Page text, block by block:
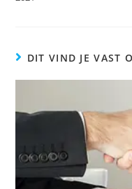
DIT VIND JE VAST